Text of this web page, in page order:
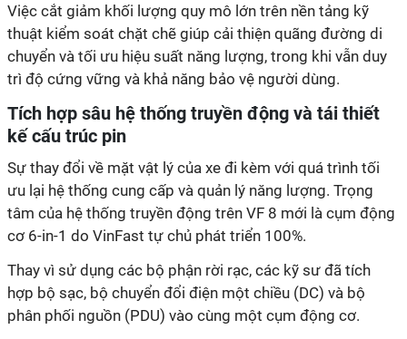
Việc cắt giảm khối lượng quy mô lớn trên nền tảng kỹ
thuật kiểm soát chặt chẽ giúp cải thiện quãng đường di
chuyển và tối ưu hiệu suất năng lượng, trong khi vẫn duy
trì độ cứng vững và khả năng bảo vệ người dùng.
Tích hợp sâu hệ thống truyền động và tái thiết
kế cấu trúc pin
Sự thay đổi về mặt vật lý của xe đi kèm với quá trình tối
ưu lại hệ thống cung cấp và quản lý năng lượng. Trọng
tâm của hệ thống truyền động trên VF 8 mới là cụm động
cơ 6-in-1 do VinFast tự chủ phát triển 100%.
Thay vì sử dụng các bộ phận rời rạc, các kỹ sư đã tích
hợp bộ sạc, bộ chuyển đổi điện một chiều (DC) và bộ
phân phối nguồn (PDU) vào cùng một cụm động cơ.